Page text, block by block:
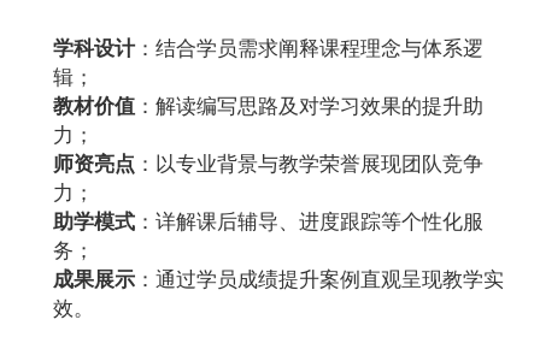
学科设计：结合学员需求阐释课程理念与体系逻
辑；
教材价值：解读编写思路及对学习效果的提升助
力；
师资亮点 ：以专业背景与教学荣誉展现团队竞争
力；
助学模式：详解课后辅导、进度跟踪等个性化服
务；
成果展示：通过学员成绩提升案例直观呈现教学实
效。